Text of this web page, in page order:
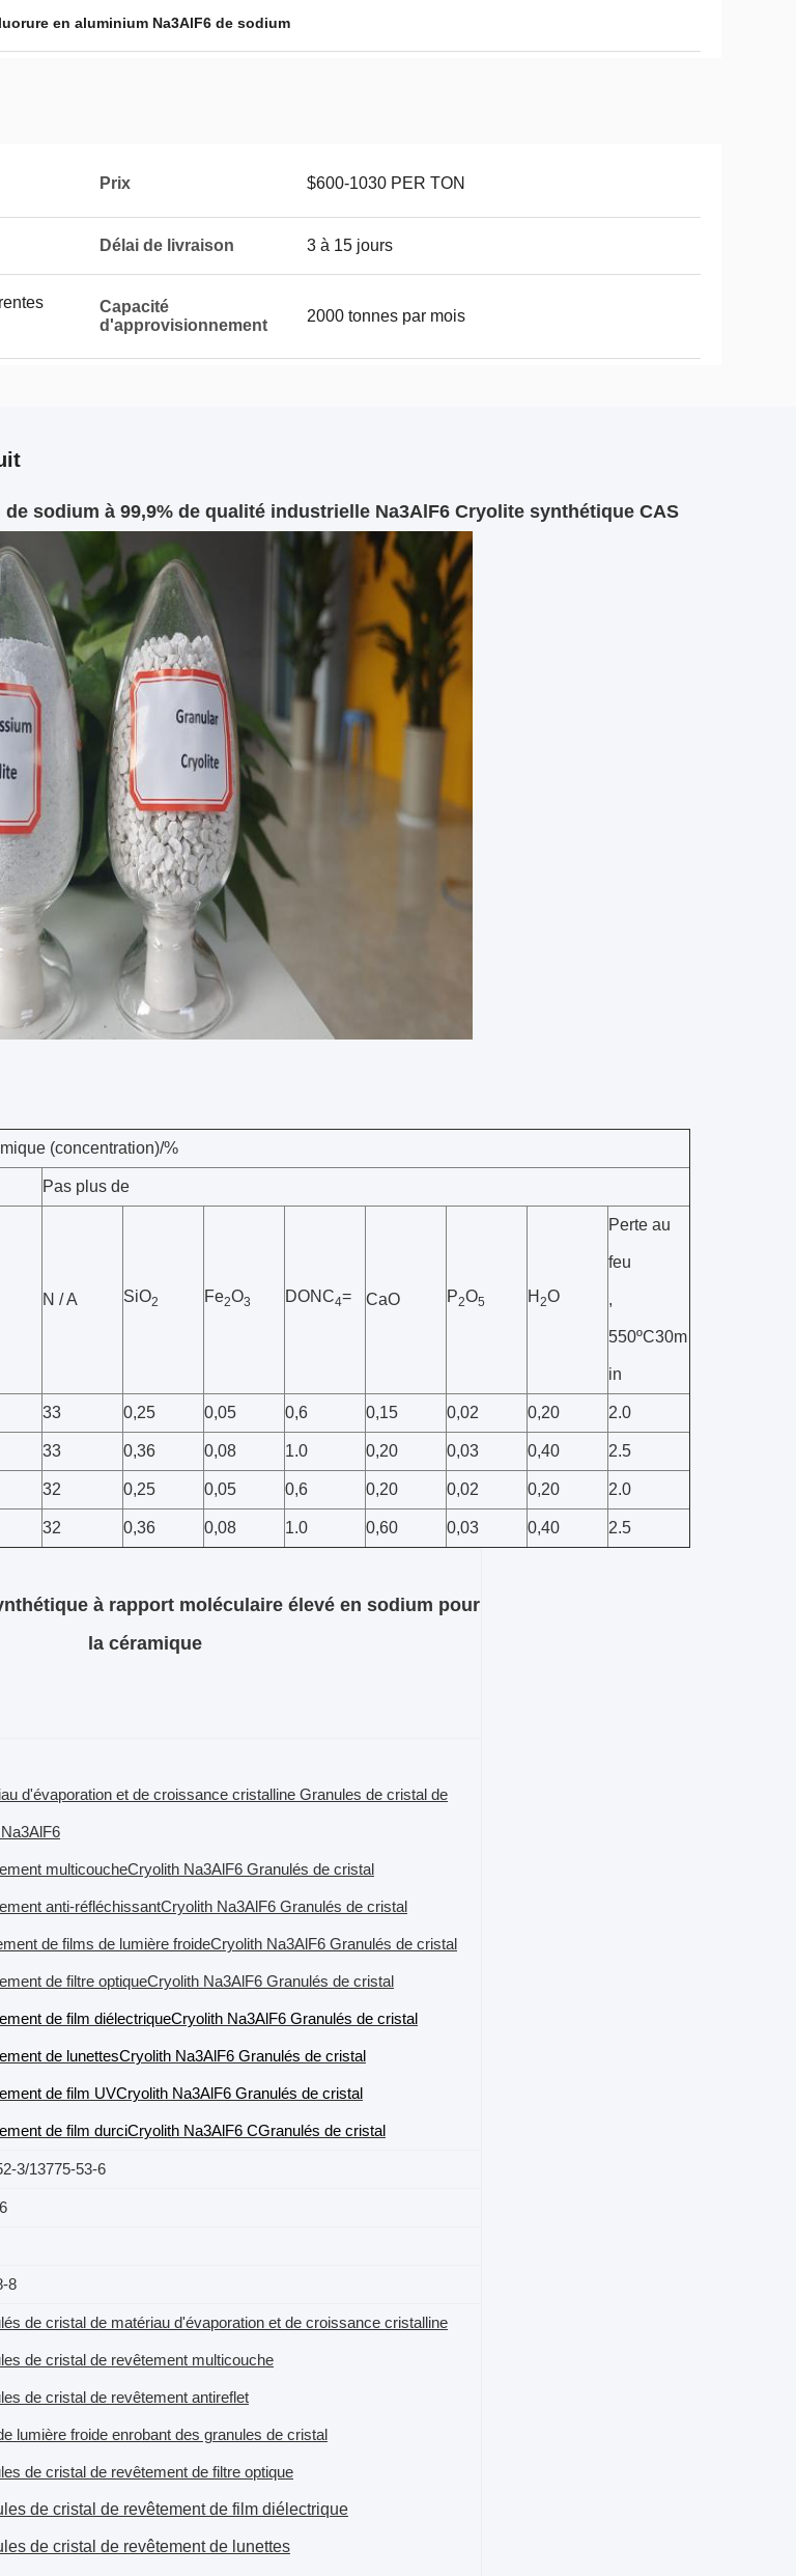
en aluminium Na3AlF6 de sodium
Prix $600-1030 PER TON
Délai de livraison 3 à 15 jours
Capacité
d'approvisionnement
2000 tonnes par mois
sodium à 99,9% de qualité industrielle Na3AlF6 Cryolite synthétique CAS
(concentration)/%
Pas plus de
N / A SiO2 Fe2O3 DONC4= CaO P2O5 H 2O
Perte au
feu
,
550ºC30m
in
33 0,25 0,05 0,6 0,15 0,02 0,20 2.0
33 0,36 0,08 1.0 0,20 0,03 0,40 2.5
32 0,25 0,05 0,6 0,20 0,02 0,20 2.0
32 0,36 0,08 1.0 0,60 0,03 0,40 2.5
à rapport moléculaire élevé en sodium pour
la céramique
d'évaporation et de croissance cristalline Granules de cristal de
multicoucheCryolith Na3AlF6 Granulés de cristal
anti-réfléchissantCryolith Na3AlF6 Granulés de cristal
de films de lumière froideCryolith Na3AlF6 Granulés de cristal
de filtre optiqueCryolith Na3AlF6 Granulés de cristal
de film diélectriqueCryolith Na3AlF6 Granulés de cristal
de lunettesCryolith Na3AlF6 Granulés de cristal
de film UVCryolith Na3AlF6 Granulés de cristal
de film durciCryolith Na3AlF6 CGranulés de cristal
3/13775-53-6
8
de cristal de matériau d'évaporation et de croissance cristalline
de cristal de revêtement multicouche
de cristal de revêtement antireflet
lumière froide enrobant des granules de cristal
de cristal de revêtement de filtre optique
de cristal de revêtement de film diélectrique
de cristal de revêtement de lunettes